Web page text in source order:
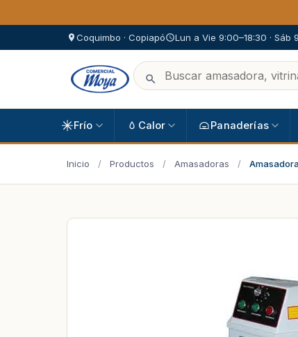
Coquimbo · Copiapó Lun a Vie 9:00–18:30 · Sáb
Frío Calor Panaderías
Inicio / Productos / Amasadoras /